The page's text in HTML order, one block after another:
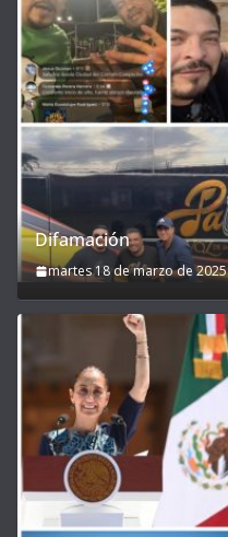
Difamación
martes 18 de marzo de 2025